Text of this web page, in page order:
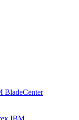
BladeCenter
IBM